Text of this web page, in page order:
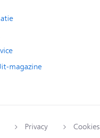
magazine
Privacy Cookies